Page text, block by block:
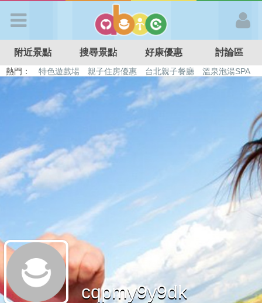
APP登入
首 頁
搜尋景點
好康優惠
最新留言
商家合作
附近景點 搜尋景點 好康優惠 討論區
熱門： 特色遊戲場 親子住房優惠 台北親子餐廳
溫泉泡湯SPA
溜滑梯民宿
觀光工廠 日本親子景點
cqpmy9y9dk